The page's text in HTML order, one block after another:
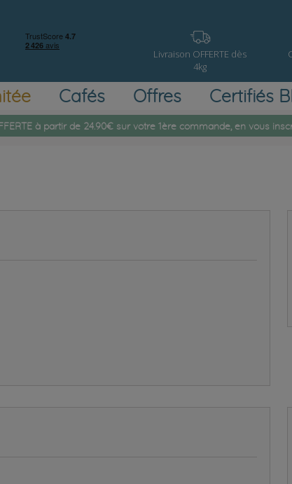
Livraison OFFERTE dès
4kg
Cafés Offres Certifiés
à partir de 24.90€ sur votre 1ère commande, en vous